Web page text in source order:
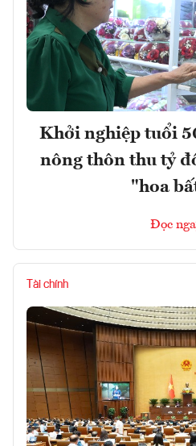
Khởi nghiệp tuổi
nông thôn thu tỷ
"hoa
Đọc
Tài chính